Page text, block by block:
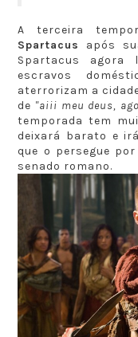
A terceira
Spartacus
após
Spartacus agora
escravos
aterrorizam a
de "aiii meu deus,
temporada tem
deixará barato e
que o persegue
senado romano.